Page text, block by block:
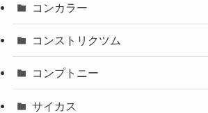
コンカラー
コンストリクツム
コンプトニー
サイカス